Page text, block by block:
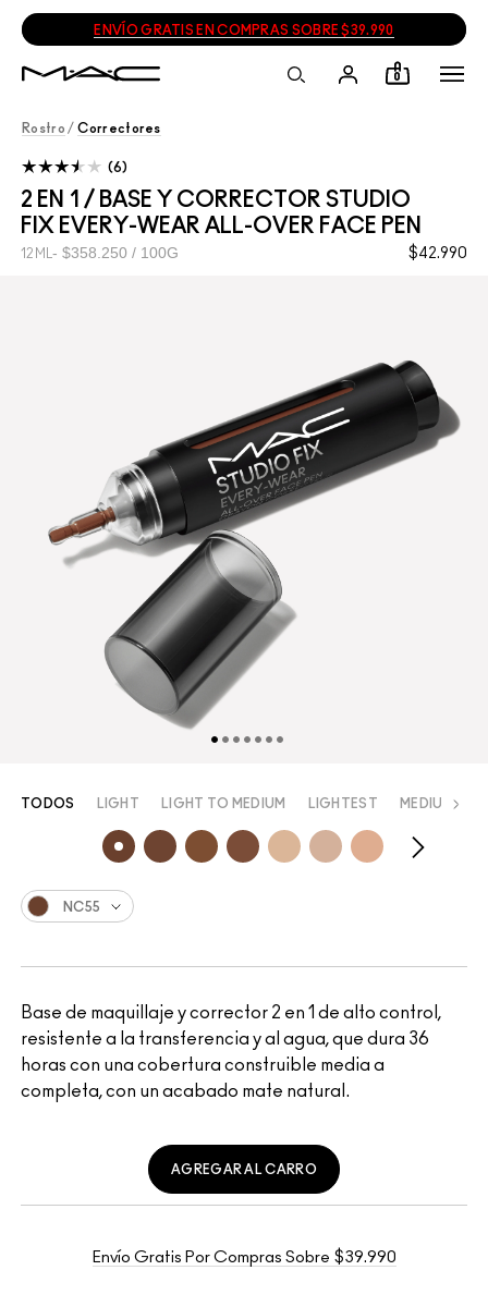
ENVÍO GRATIS EN COMPRAS SOBRE $39.990
0
Rostro / Correctores
2 EN 1 / BASE Y CORRECTOR STUDIO
FIX EVERY-WEAR ALL-OVER FACE PEN
$42.990
12ML $358.250 / 100G
6
Base de maquillaje y corrector 2 en 1 de alto control,
resistente a la transferencia y al agua, que dura 36
horas con una cobertura construible media a
completa, con un acabado mate natural.
TODOS LIGHT LIGHT TO MEDIUM LIGHTEST MEDIUM
NC55
AGREGAR AL CARRO
Envío Gratis Por Compras Sobre $39.990